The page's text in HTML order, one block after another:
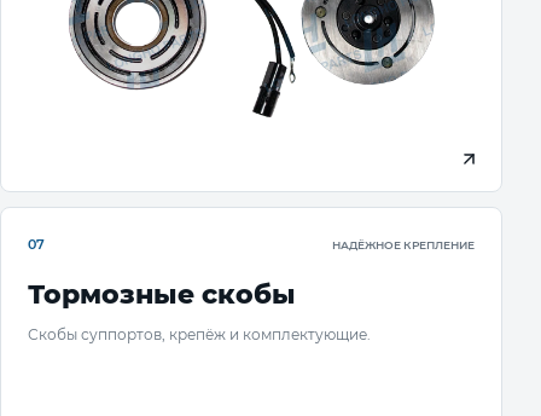
07 НАДЁЖНОЕ КРЕПЛЕНИЕ
Тормозные скобы
Скобы суппортов, крепёж и комплектующие.